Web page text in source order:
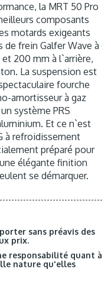
la MRT 50 Pro
composants
motards exigeants
frein Galfer Wave à
200 mm à l`arrière,
La suspension est
fourche
amortisseur à gaz
système PRS
Et ce n`est
à refroidissement
préparé pour
élégante finition
se démarquer.
sans préavis des
prix.
responsabilité quant à
nature qu'elles